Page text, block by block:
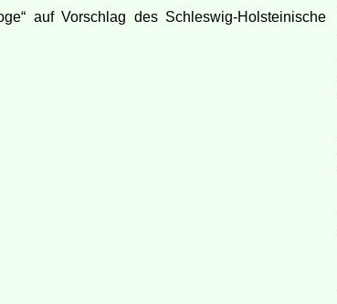
auf Vorschlag des Schleswig-Holsteinische